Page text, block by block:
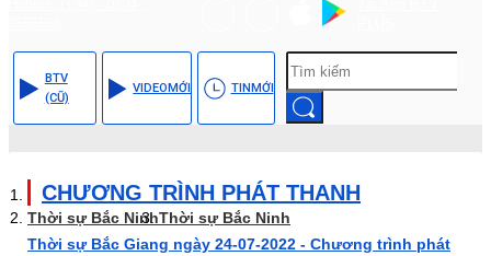
BTV
(CŨ)
VIDEOMỚI TINMỚI
CHƯƠNG TRÌNH PHÁT THANH
Thời sự Bắc NinhThời sự Bắc Ninh
Thời sự Bắc Giang ngày 24-07-2022 - Chương trình phát